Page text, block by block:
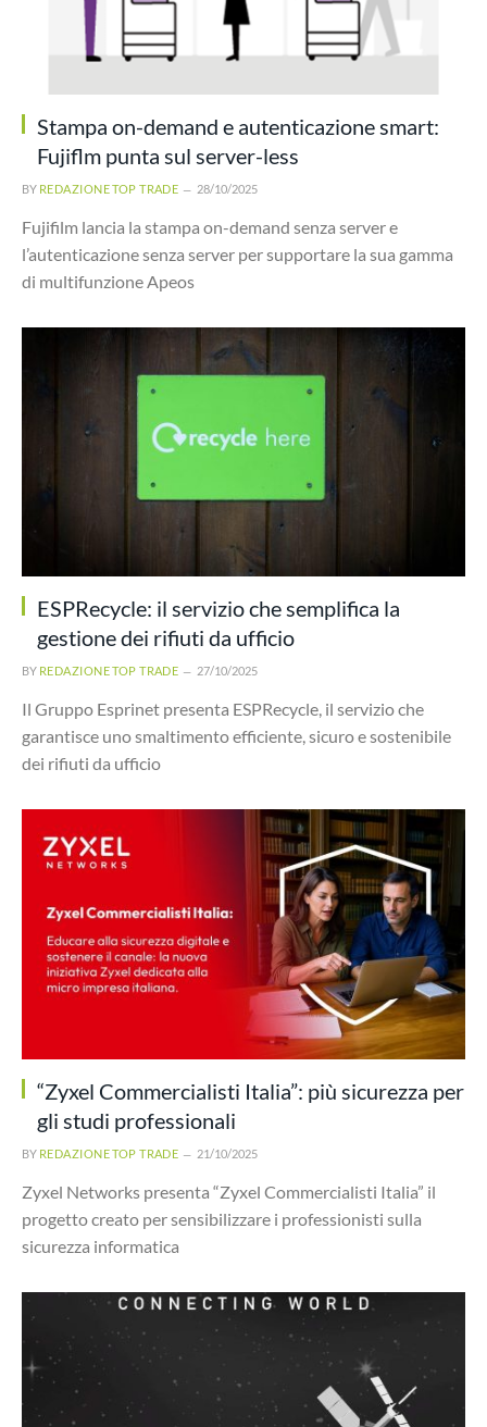
Stampa on-demand e autenticazione smart:
Fujiflm punta sul server-less
BY REDAZIONE TOP TRADE 28/10/2025
Fujifilm lancia la stampa on-demand senza server e
l’autenticazione senza server per supportare la sua gamma
di multifunzione Apeos
ESPRecycle: il servizio che semplifica la
gestione dei rifiuti da ufficio
BY REDAZIONE TOP TRADE 27/10/2025
Il Gruppo Esprinet presenta ESPRecycle, il servizio che
garantisce uno smaltimento efficiente, sicuro e sostenibile
dei rifiuti da ufficio
“Zyxel Commercialisti Italia”: più sicurezza per
gli studi professionali
BY REDAZIONE TOP TRADE 21/10/2025
Zyxel Networks presenta “Zyxel Commercialisti Italia” il
progetto creato per sensibilizzare i professionisti sulla
sicurezza informatica